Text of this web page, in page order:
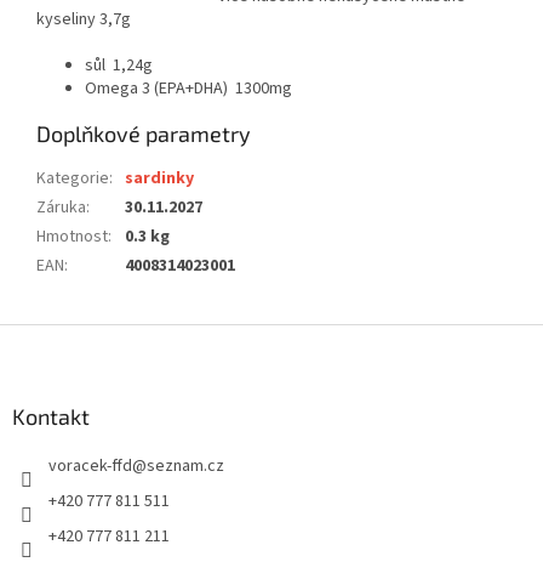
kyseliny 3,7g
sůl 1,24g
Omega 3 (EPA+DHA) 1300mg
Doplňkové parametry
Kategorie: sardinky
Záruka:
30.11.2027
Hmotnost:
0.3 kg
EAN: 4008314023001
Kontakt
voracek-ffd@seznam.cz
+420 777 811 511
+420 777 811 211